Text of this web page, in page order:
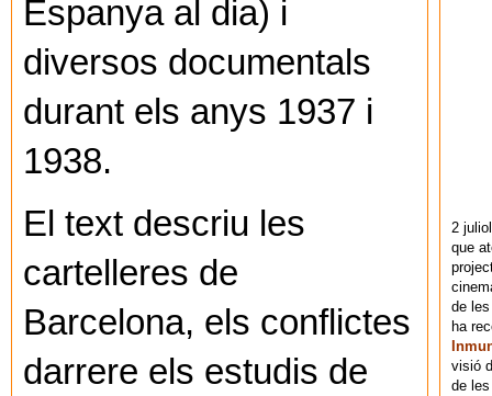
Espanya al dia) i
diversos documentals
durant els anys 1937 i
1938.
El text descriu les
cartelleres de
Barcelona, els conflictes
darrere els estudis de
2
que
de
ha
visió
de